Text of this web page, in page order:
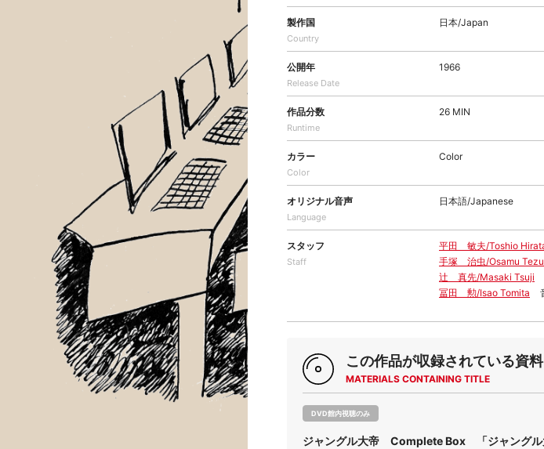
製作国
Country
日本/Japan
公開年
Release Date
1966
作品分数
Runtime
26 MIN
カラー
Color
Color
オリジナル音声
Language
日本語/Japanese
スタッフ
Staff
平田 敏夫/Toshio
手塚 治虫/Osamu
辻 真先/Masaki Tsuji
冨田 勲/Isao Tomita
この作品が収録されている資料
MATERIALS CONTAINING TITLE
DVD館内視聴のみ
ジャングル大帝 Complete Box 「ジャング